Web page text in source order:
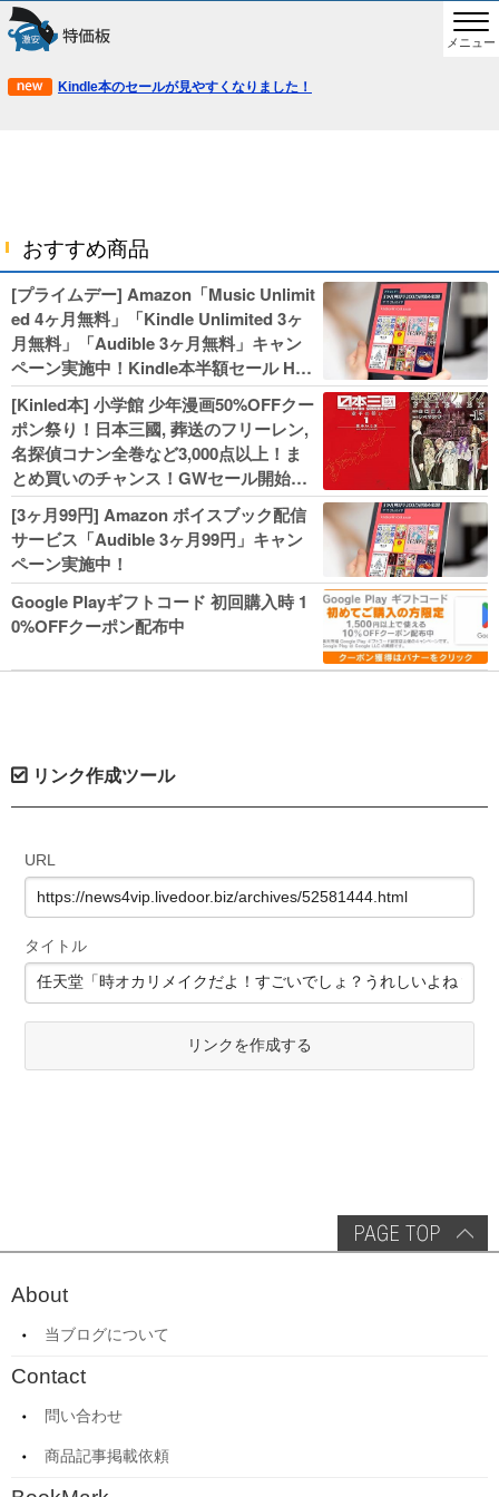
メニュー
Kindle本のセールが見やすくなりました！
おすすめ商品
[プライムデー] Amazon「Music Unlimit
ed 4ヶ月無料」「Kindle Unlimited 3ヶ
月無料」「Audible 3ヶ月無料」キャン
ペーン実施中！Kindle本半額セール HU
NTER×HUNTERなど集英社、無職転生,
幼女戦記などKADOKAWA、キャプテン
翼100円セールも！
[Kinled本] 小学館 少年漫画50%OFFクー
ポン祭り！日本三國, 葬送のフリーレン,
名探偵コナン全巻など3,000点以上！ま
とめ買いのチャンス！GWセール開始！
人気コミック多数 カドカワ祭やIT関連本
がセールに！
[3ヶ月99円] Amazon ボイスブック配信
サービス「Audible 3ヶ月99円」キャン
ペーン実施中！
Google Playギフトコード 初回購入時 1
0%OFFクーポン配布中
リンク作成ツール
URL
タイトル
リンクを作成する
About
当ブログについて
Contact
問い合わせ
商品記事掲載依頼